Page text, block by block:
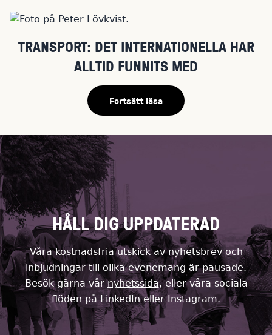
TRANSPORT: DET INTERNATIONELLA HAR
ALLTID FUNNITS MED
Fortsätt läsa
HÅLL DIG UPPDATERAD
Våra kostnadsfria utskick av nyhetsbrev och
inbjudningar till olika evenemang är pausade.
Besök gärna vårnyhetssida, eller våra sociala
flöden påLinkedInellerInstagram.